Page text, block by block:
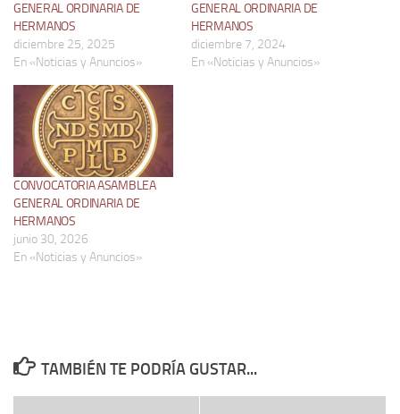
GENERAL ORDINARIA DE
HERMANOS
diciembre 25, 2025
En «Noticias y Anuncios»
GENERAL ORDINARIA DE
HERMANOS
diciembre 7, 2024
En «Noticias y Anuncios»
CONVOCATORIA ASAMBLEA
GENERAL ORDINARIA DE
HERMANOS
junio 30, 2026
En «Noticias y Anuncios»
TAMBIÉN TE PODRÍA GUSTAR...